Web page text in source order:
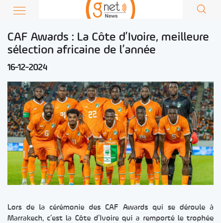
CAF Awards : La Côte d’Ivoire, meilleure
sélection africaine de l’année
16-12-2024
Lors de la cérémonie des CAF Awards qui se déroule à
Marrakech, c’est la Côte d’Ivoire qui a remporté le trophée